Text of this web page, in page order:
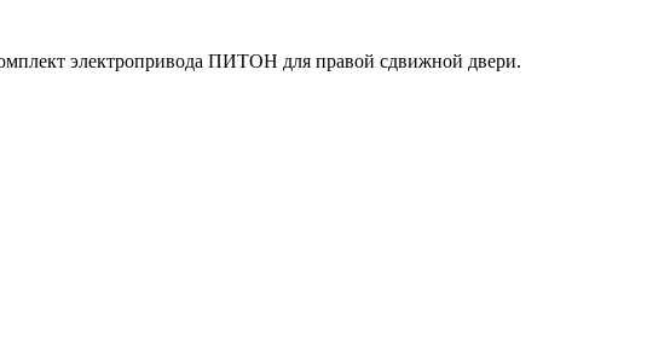
электропривода ПИТОН для правой сдвижной двери.